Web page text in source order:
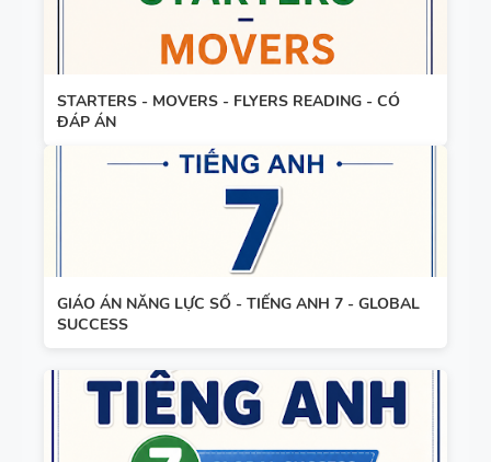
STARTERS - MOVERS - FLYERS READING - CÓ
ĐÁP ÁN
GIÁO ÁN NĂNG LỰC SỐ - TIẾNG ANH 7 - GLOBAL
SUCCESS